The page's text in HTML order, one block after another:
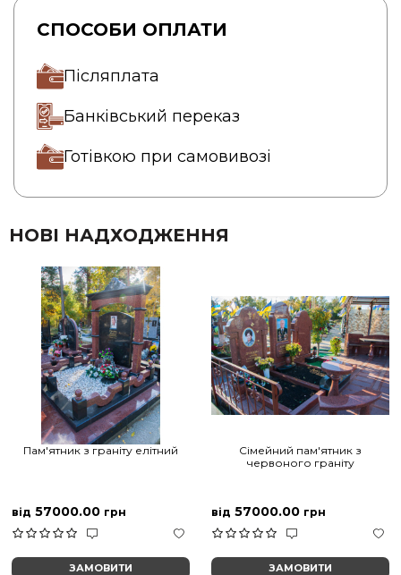
СПОСОБИ ОПЛАТИ
Післяплата
Банківський переказ
Готівкою при самовивозі
НОВІ НАДХОДЖЕННЯ
Пам'ятник з граніту елітний
від 57000.00 грн
ЗАМОВИТИ
Сімейний пам'ятник з
червоного граніту
від 57000.00 грн
ЗАМОВИТИ